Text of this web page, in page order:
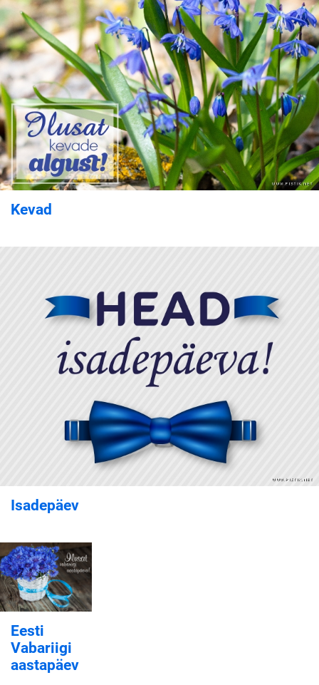
Kevad
Isadepäev
Eesti
Vabariigi
aastapäev